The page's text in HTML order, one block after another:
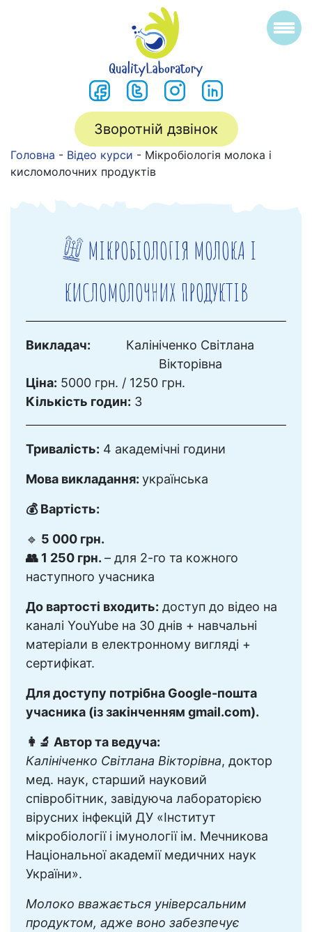
Зворотній дзвінок
Головна - Відео курси - Мікробіологія молока і
кисломолочних продуктів
МІКРОБІОЛОГІЯ МОЛОКА І
КИСЛОМОЛОЧНИХ ПРОДУКТІВ
Викладач:
Калініченко Світлана
Вікторівна
Ціна: 5000 грн. / 1250 грн.
Кількість годин: 3
Тривалість: 4 академічні години
Мова викладання: українська
💰 Вартість:
🔹 5 000 грн.
👥 1 250 грн. – для 2-го та кожного
наступного учасника
До вартості входить: доступ до відео на
каналі YouYube на 30 днів + навчальні
матеріали в електронному вигляді +
сертифікат.
Для доступу потрібна Google-пошта
учасника (із закінченням gmail.com).
👩‍🔬 Автор та ведуча:
Калініченко Світлана Вікторівна, доктор
мед. наук, старший науковий
співробітник, завідуюча лабораторією
вірусних інфекцій ДУ «Інститут
мікробіології і імунології ім. Мечникова
Національної академії медичних наук
України».
Молоко вважається універсальним
продуктом, адже воно забезпечує